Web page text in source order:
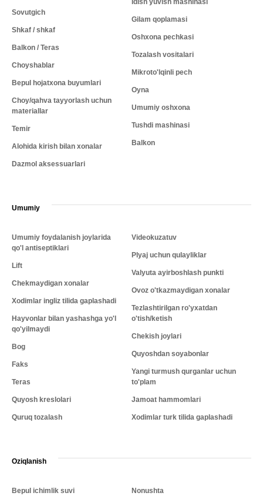
Sovutgich
Shkaf / shkaf
Balkon / Teras
Choyshablar
Bepul hojatxona buyumlari
Choy/qahva tayyorlash uchun
materiallar
Temir
Alohida kirish bilan xonalar
Dazmol aksessuarlari
Idish yuvish mashinasi
Gilam qoplamasi
Oshxona pechkasi
Tozalash vositalari
Mikroto'lqinli pech
Oyna
Umumiy oshxona
Tushdi mashinasi
Balkon
Umumiy
Umumiy foydalanish joylarida
qo'l antiseptiklari
Lift
Chekmaydigan xonalar
Xodimlar ingliz tilida gaplashadi
Hayvonlar bilan yashashga yo'l
qo'yilmaydi
Bog
Faks
Teras
Quyosh kreslolari
Quruq tozalash
Videokuzatuv
Plyaj uchun qulayliklar
Valyuta ayirboshlash punkti
Ovoz o'tkazmaydigan xonalar
Tezlashtirilgan ro'yxatdan
o'tish/ketish
Chekish joylari
Quyoshdan soyabonlar
Yangi turmush qurganlar uchun
to'plam
Jamoat hammomlari
Xodimlar turk tilida gaplashadi
Oziqlanish
Bepul ichimlik suvi Nonushta